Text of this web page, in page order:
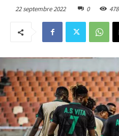
22 septembre 2022 0 478